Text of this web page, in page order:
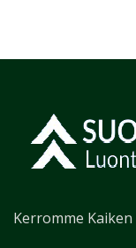
Kerromme